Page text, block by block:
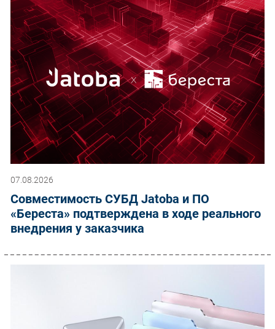
07.08.2026
Совместимость СУБД Jatoba и ПО
«Береста» подтверждена в ходе реального
внедрения у заказчика